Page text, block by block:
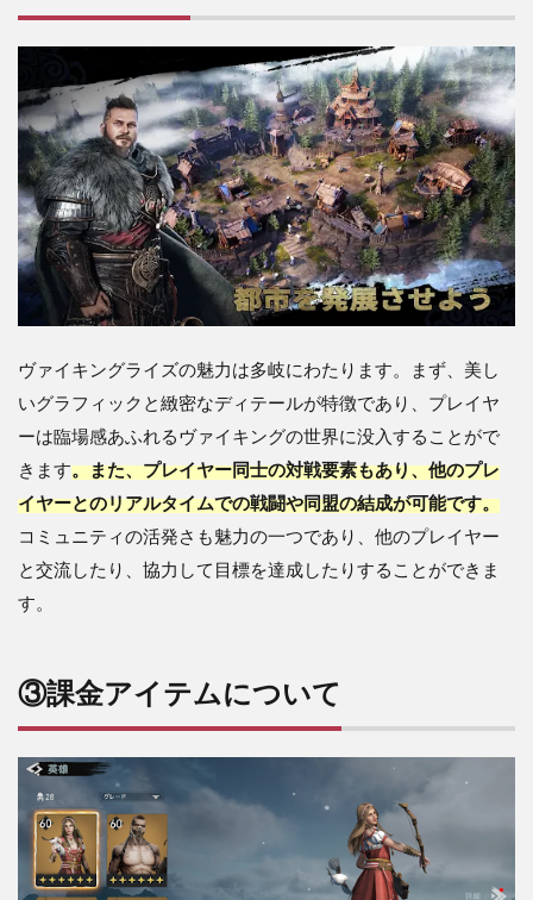
5
ま
と
め
ヴァイキングライズの魅力は多岐にわたります。まず、美し
いグラフィックと緻密なディテールが特徴であり、プレイヤ
ーは臨場感あふれるヴァイキングの世界に没入することがで
きます。また、プレイヤー同士の対戦要素もあり、他のプレ
イヤーとのリアルタイムでの戦闘や同盟の結成が可能です。
コミュニティの活発さも魅力の一つであり、他のプレイヤー
と交流したり、協力して目標を達成したりすることができま
す。
③課金アイテムについて